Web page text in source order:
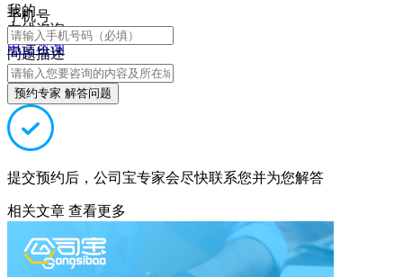
我的
在线咨询
电话咨询
手机号
问题描述
预约专家 解答问题
提交预约后，公司宝专家会尽快联系您并为您解答
相关文章 查看更多